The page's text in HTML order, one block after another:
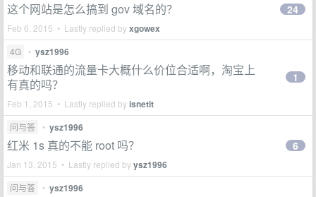
这个网站是怎么搞到 gov 域名的？
Feb 6, 2015 • Lastly replied byxgowex
24
4G • ysz1996
移动和联通的流量卡大概什么价位合适啊，淘宝上
有真的吗？
Feb 1, 2015 • Lastly replied byisnetit
1
问与答 • ysz1996
红米 1s 真的不能 root 吗？
Jan 13, 2015 • Lastly replied byysz1996
6
问与答 • ysz1996